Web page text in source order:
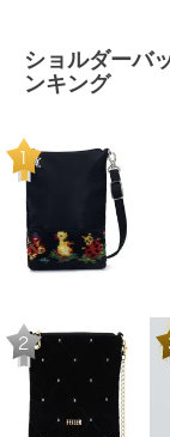
ショルダーバ
ンキング